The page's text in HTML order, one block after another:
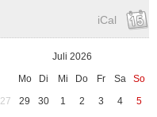
iCal
Juli 2026
Mo
Di Mi Do Fr Sa
So
27
29 30 1 2 3 4
5